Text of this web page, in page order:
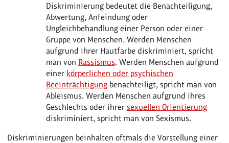
Diskriminierung bedeutet die Benachteiligung,
Abwertung, Anfeindung oder
Ungleichbehandlung einer Person oder einer
Gruppe von Menschen. Werden Menschen
aufgrund ihrer Hautfarbe diskriminiert, spricht
man von Rassismus. Werden Menschen aufgrund
einer körperlichen oder psychischen
Beeinträchtigungbenachteiligt, spricht man von
Ableismus. Werden Menschen aufgrund ihres
Geschlechts oder ihrer sexuellen Orientierung
diskriminiert, spricht man von Sexismus.
Diskriminierungen beinhalten oftmals die Vorstellung einer